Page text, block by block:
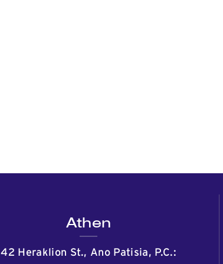
Athen
42 Heraklion St., Ano Patisia, P.C.: